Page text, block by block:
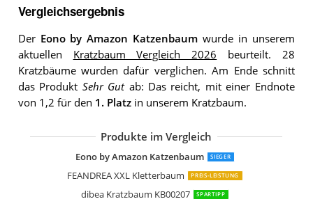
Vergleichsergebnis
Der Eono by Amazon Katzenbaum wurde in unserem
aktuellen Kratzbaum Vergleich 2026 beurteilt. 28
Kratzbäume wurden dafür verglichen. Am Ende schnitt
das Produkt Sehr Gutab: Das reicht, mit einer Endnote
von 1,2 für den 1. Platzin unserem Kratzbaum.
Produkte im Vergleich
Eono by Amazon Katzenbaum SIEGER
FEANDREA XXL Kletterbaum PREIS-LEISTUNG
dibea Kratzbaum KB00207 SPARTIPP
FEANDREA KRATZBAUM FÜR
TecTake 800551 XXL Katzen
Kerbl 81500 Wandkratzbaum Dolomit
dibea KB00366 Kratzbaum
FEANDREA XXL Kratzbaum
Trixie 44541 Kratzbaum Baza
FEANDREA Kratzbaum mit Großer
Nobby Kratzbaum MOTEGA
Eono by Amazon Katzenbaum
Kerbl Kratzbaum Jade Pro
TecTake 800294 Katzen Kratzbaum
TecTake Kratzbaum mit XXL
TecTake Katzen Kratzbaum
Sam´s Pet Kratzbaum Buffy
dibea KB00503 Kratzbaum extra breit
TecTake Kratzbaum Mittelhoch mit
Kerbl 82529 Kratzbaum Safari
FEANDREA Kletterbaum PCT35G
Trixie Tarifa Kratzbaum